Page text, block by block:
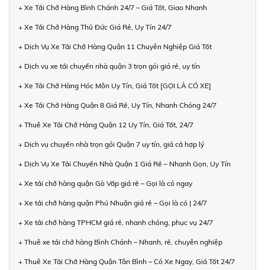
+ Xe Tải Chở Hàng Bình Chánh 24/7 – Giá Tốt, Giao Nhanh
+ Xe Tải Chở Hàng Thủ Đức Giá Rẻ, Uy Tín 24/7
+ Dịch Vụ Xe Tải Chở Hàng Quận 11 Chuyên Nghiệp Giá Tốt
+ Dịch vụ xe tải chuyển nhà quận 3 trọn gói giá rẻ, uy tín
+ Xe Tải Chở Hàng Hóc Môn Uy Tín, Giá Tốt [GỌI LÀ CÓ XE]
+ Xe Tải Chở Hàng Quận 8 Giá Rẻ, Uy Tín, Nhanh Chóng 24/7
+ Thuê Xe Tải Chở Hàng Quận 12 Uy Tín, Giá Tốt, 24/7
+ Dịch vụ chuyển nhà trọn gói Quận 7 uy tín, giá cả hợp lý
+ Dịch Vụ Xe Tải Chuyển Nhà Quận 1 Giá Rẻ – Nhanh Gọn, Uy Tín
+ Xe tải chở hàng quận Gò Vấp giá rẻ – Gọi là có ngay
+ Xe tải chở hàng quận Phú Nhuận giá rẻ – Gọi là có | 24/7
+ Xe tải chở hàng TPHCM giá rẻ, nhanh chóng, phục vụ 24/7
+ Thuê xe tải chở hàng Bình Chánh – Nhanh, rẻ, chuyên nghiệp
+ Thuê Xe Tải Chở Hàng Quận Tân Bình – Có Xe Ngay, Giá Tốt 24/7